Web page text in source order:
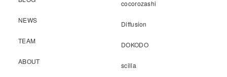
NEWS
TEAM
ABOUT
cocorozashi
Diffusion
DOKODO
scilla